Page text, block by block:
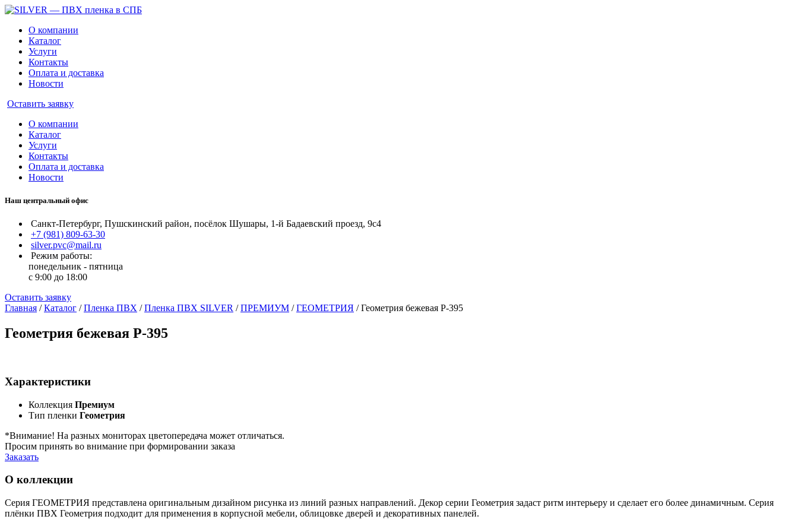
О компании
Каталог
Услуги
Контакты
Оплата и доставка
Новости
Оставить заявку
О компании
Каталог
Услуги
Контакты
Оплата и доставка
Новости
Наш центральный офис
Санкт-Петербург, Пушскинский район, посёлок Шушары, 1-й Бадаевский проезд, 9с4
+7 (981) 809-63-30
silver.pvc@mail.ru
Режим работы:
понедельник - пятница
с 9:00 до 18:00
Оставить заявку
Главная /Каталог /Пленка ПВХ /Пленка ПВХ SILVER /ПРЕМИУМ /ГЕОМЕТРИЯ /Геометрия бежевая Р-395
Геометрия бежевая Р-395
Характеристики
Коллекция Премиум
Тип пленки Геометрия
*Внимание! На разных мониторах цветопередача может отличаться.
Просим принять во внимание при формировании заказа
Заказать
О коллекции
Серия ГЕОМЕТРИЯ представлена оригинальным дизайном рисунка из линий разных направлений. Декор серии Геометрия задаст ритм интерьеру и сделает его более динамичным. Серия
плёнки ПВХ Геометрия подходит для применения в корпусной мебели, облицовке дверей и декоративных панелей.